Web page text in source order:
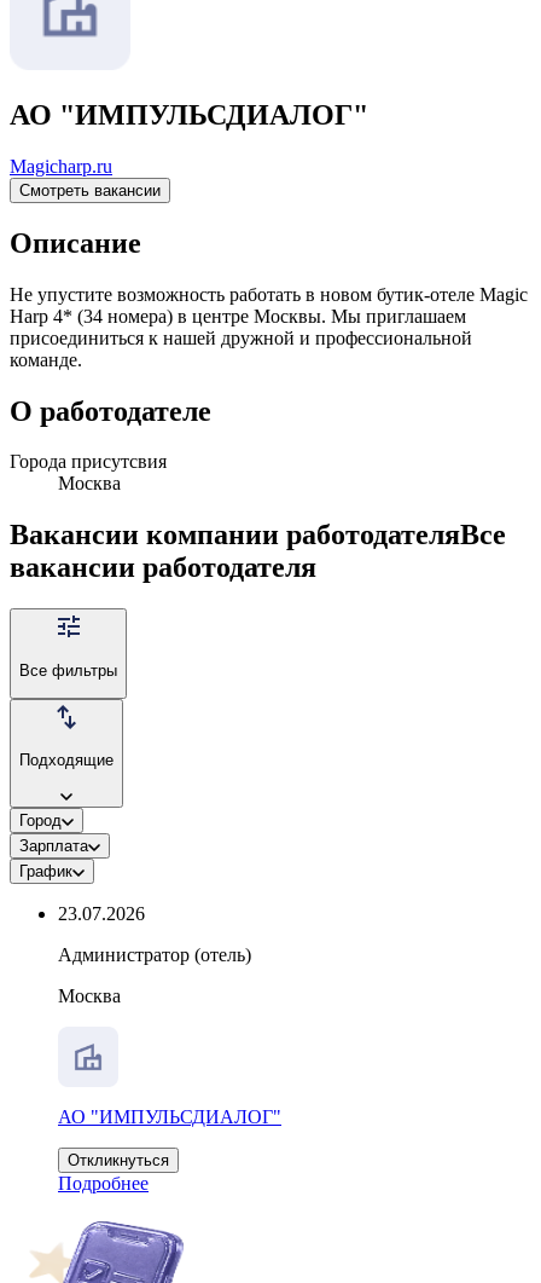
АО "ИМПУЛЬСДИАЛОГ"
Magicharp.ru
Смотреть вакансии
Описание
Не упустите возможность работать в новом бутик-отеле Magic
Harp 4* (34 номера) в центре Москвы. Мы приглашаем
присоединиться к нашей дружной и профессиональной
команде.
О работодателе
Города присутсвия
Москва
Вакансии компании работодателяВсе
вакансии работодателя
Все фильтры
Подходящие
Город
Зарплата
График
23.07.2026
Администратор (отель)
Москва
АО "ИМПУЛЬСДИАЛОГ"
Откликнуться
Подробнее